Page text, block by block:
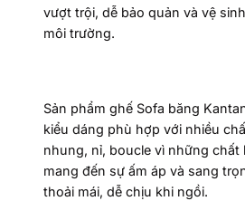
vượt trội, dễ bảo quản và vệ
môi trường.
Sản phẩm ghế Sofa băng
kiểu dáng phù hợp với nhiều
nhung, nỉ, boucle vì những chất
mang đến sự ấm áp và sang
thoải mái, dễ chịu khi ngồi.